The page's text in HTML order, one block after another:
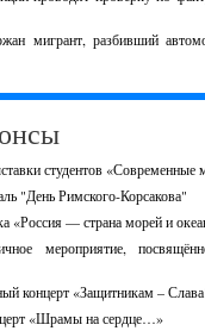
мигрант, разбивший
студентов «Современные
"День Римского-Корсакова"
«Россия — страна морей и
мероприятие,
концерт «Защитникам –
«Шрамы на сердце…»